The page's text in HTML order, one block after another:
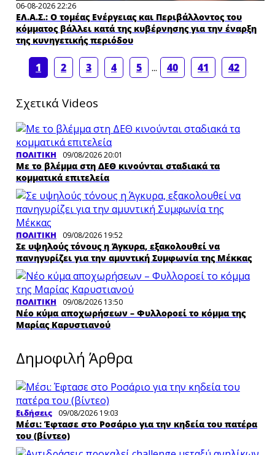
06-08-2026 22:26
ΕΛ.Α.Σ.: Ο τομέας Ενέργειας και Περιβάλλοντος του
κόμματος βάλλει κατά της κυβέρνησης για την έναρξη
της κυνηγετικής περιόδου
1 2 3 4 5 ... 40 41 42
Σχετικά Videos
ΠΟΛΙΤΙΚΗ 09/08/2026 20:01
Με το βλέμμα στη ΔΕΘ κινούνται σταδιακά τα
κομματικά επιτελεία
ΠΟΛΙΤΙΚΗ 09/08/2026 19:52
Σε υψηλούς τόνους η Άγκυρα, εξακολουθεί να
πανηγυρίζει για την αμυντική Συμφωνία της Μέκκας
ΠΟΛΙΤΙΚΗ 09/08/2026 13:50
Νέο κύμα αποχωρήσεων – Φυλλοροεί το κόμμα της
Μαρίας Καρυστιανού
Δημοφιλή Άρθρα
Ειδήσεις 09/08/2026 19:03
Μέσι: Έφτασε στο Ροσάριο για την κηδεία του πατέρα
του (βίντεο)